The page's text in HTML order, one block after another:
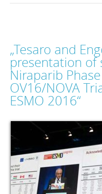
„Tesaro and
presentation of
Niraparib
OV16/NOVA
ESMO 2016“